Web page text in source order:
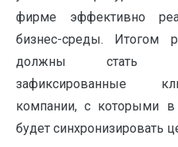
фирме эффективно
бизнес-среды. Итогом
должны стать
зафиксированные
компании, с которыми
будет синхронизировать